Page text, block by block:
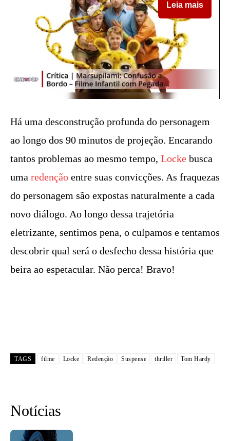
Leia mais
Há uma desconstrução profunda do personagem
ao longo dos 90 minutos de projeção. Encarando
tantos problemas ao mesmo tempo, Locke busca
uma redenção entre suas convicções. As fraquezas
do personagem são expostas naturalmente a cada
novo diálogo. Ao longo dessa trajetória
eletrizante, sentimos pena, o culpamos e tentamos
descobrir qual será o desfecho dessa história que
beira ao espetacular. Não perca! Bravo!
TAGS filme Locke Redenção Suspense thriller Tom Hardy
Notícias